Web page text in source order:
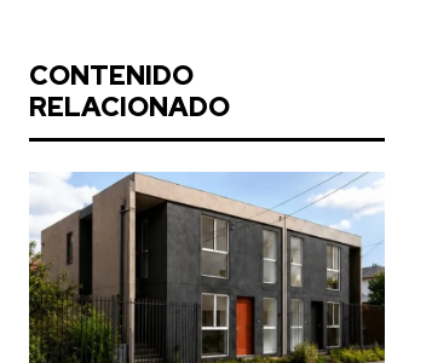
CONTENIDO
RELACIONADO